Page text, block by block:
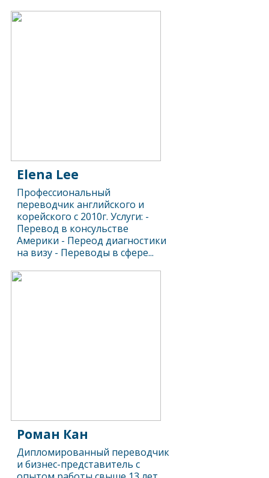
Elena Lee
Профессиональный
переводчик английского и
корейского с 2010г. Услуги: -
Перевод в консульстве
Америки - Переод диагностики
на визу - Переводы в сфере...
Роман Кан
Дипломированный переводчик
и бизнес-представитель с